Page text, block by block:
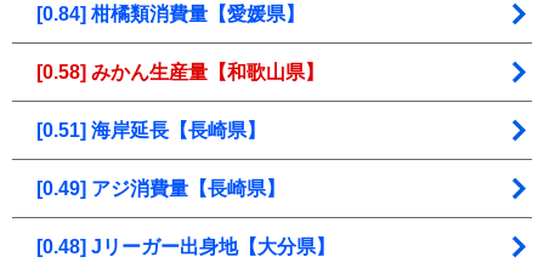
[0.84] 柑橘類消費量【愛媛県】
[0.58] みかん生産量【和歌山県】
[0.51] 海岸延長【長崎県】
[0.49] アジ消費量【長崎県】
[0.48] Jリーガー出身地【大分県】